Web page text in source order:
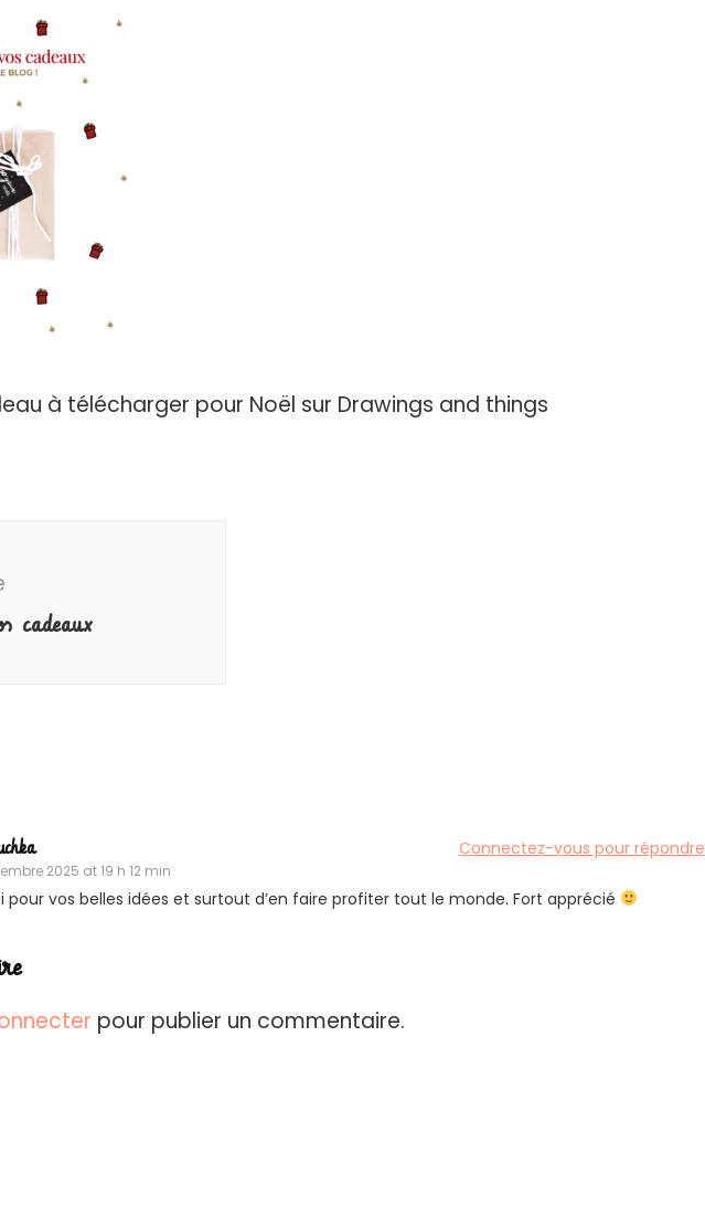
à télécharger pour Noël sur Drawings and things
cadeaux
2025 at 19 h 12 min
Connectez-vous pour répondre
pour vos belles idées et surtout d’en faire profiter tout le monde. Fort apprécié
pour publier un commentaire.